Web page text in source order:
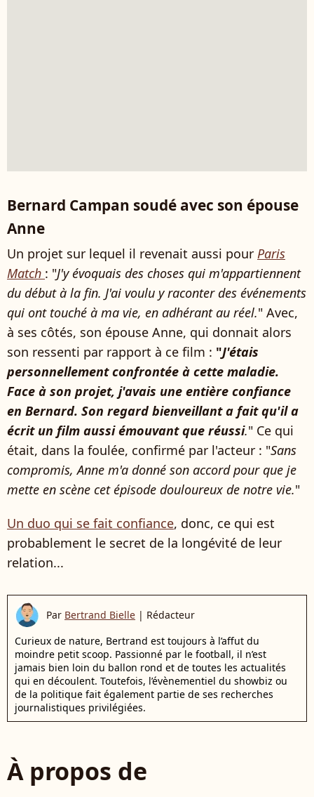
Bernard Campan soudé avec son épouse
Anne
Un projet sur lequel il revenait aussi pour Paris
Match : "J'y évoquais des choses qui m'appartiennent
du début à la fin. J'ai voulu y raconter des événements
qui ont touché à ma vie, en adhérant au réel." Avec,
à ses côtés, son épouse Anne, qui donnait alors
son ressenti par rapport à ce film : "J'étais
personnellement confrontée à cette maladie.
Face à son projet, j'avais une entière confiance
en Bernard. Son regard bienveillant a fait qu'il a
écrit un film aussi émouvant que réussi." Ce qui
était, dans la foulée, confirmé par l'acteur : "Sans
compromis, Anne m'a donné son accord pour que je
mette en scène cet épisode douloureux de notre vie."
Un duo qui se fait confiance, donc, ce qui est
probablement le secret de la longévité de leur
relation...
Par Bertrand Bielle | Rédacteur
Curieux de nature, Bertrand est toujours à l’affut du
moindre petit scoop. Passionné par le football, il n’est
jamais bien loin du ballon rond et de toutes les actualités
qui en découlent. Toutefois, l’évènementiel du showbiz ou
de la politique fait également partie de ses recherches
journalistiques privilégiées.
À propos de